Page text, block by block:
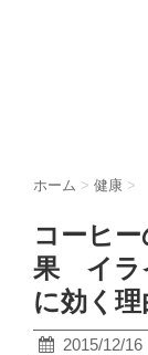
ホーム > 健康 >
コーヒ
果 イラ
に効く理
2015/12/16